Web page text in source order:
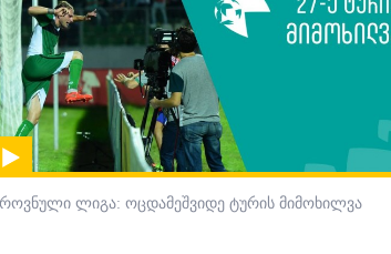
ლიგა: ოცდამეშვიდე ტურის მიმოხილვა